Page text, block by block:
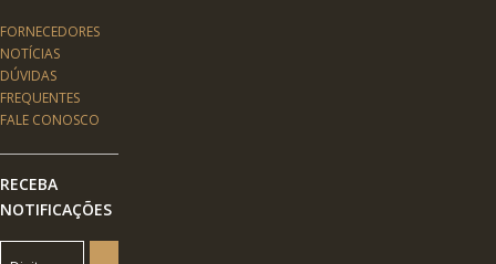
FORNECEDORES
NOTÍCIAS
DÚVIDAS
FREQUENTES
FALE CONOSCO
RECEBA
NOTIFICAÇÕES